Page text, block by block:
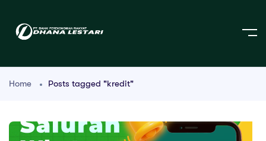
Home Posts tagged "kredit"